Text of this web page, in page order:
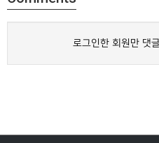
로그인한 회원만 댓